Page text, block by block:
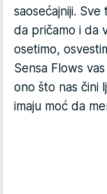
saosećajniji.
da pričamo i da
osetimo,
Sensa Flows
ono što nas čini
imaju moć da